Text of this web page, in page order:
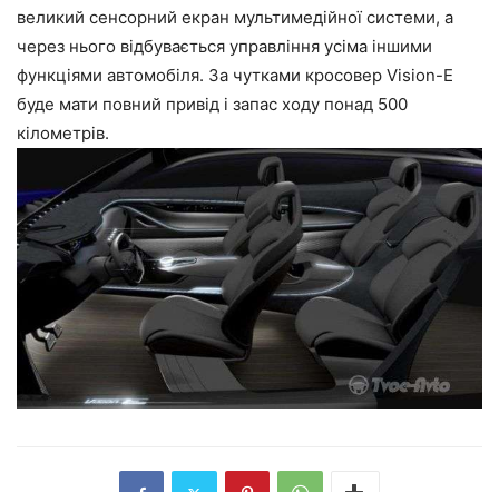
великий сенсорний екран мультимедійної системи, а
через нього відбувається управління усіма іншими
функціями автомобіля. За чутками кросовер Vision-E
буде мати повний привід і запас ходу понад 500
кілометрів.